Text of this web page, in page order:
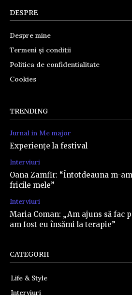
DESPRE
Despre mine
Termeni și condiții
Politica de confidentialitate
Cookies
TRENDING
Jurnal in Me major
Experiențe la festival
Interviuri
Oana Zamfir: “Întotdeauna m-
fricile mele”
Interviuri
Maria Coman: „Am ajuns să fac
am fost eu însămi la terapie”
CATEGORII
Life & Style
Interviuri